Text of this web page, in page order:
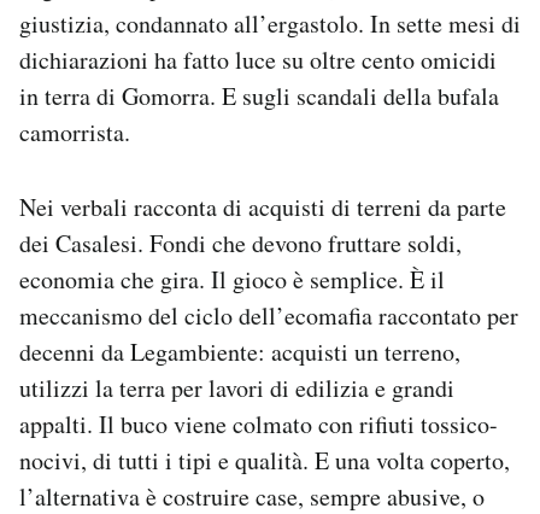
giustizia, condannato all’ergastolo. In sette mesi di
dichiarazioni ha fatto luce su oltre cento omicidi
in terra di Gomorra. E sugli scandali della bufala
camorrista.
Nei verbali racconta di acquisti di terreni da parte
dei Casalesi. Fondi che devono fruttare soldi,
economia che gira. Il gioco è semplice. È il
meccanismo del ciclo dell’ecomafia raccontato per
decenni da Legambiente: acquisti un terreno,
utilizzi la terra per lavori di edilizia e grandi
appalti. Il buco viene colmato con rifiuti tossico-
nocivi, di tutti i tipi e qualità. E una volta coperto,
l’alternativa è costruire case, sempre abusive, o